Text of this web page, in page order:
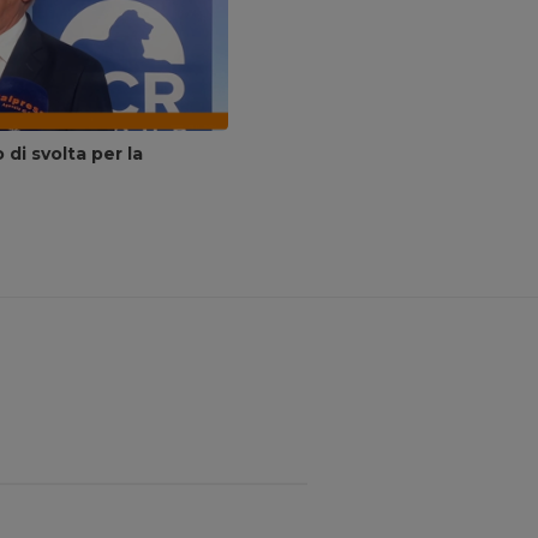
di svolta per la